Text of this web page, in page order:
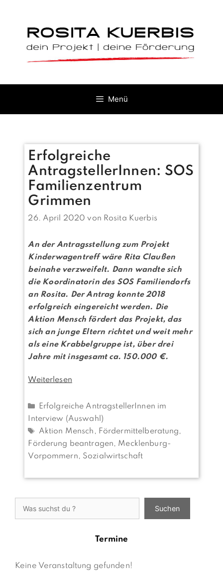
springen
Menü
Erfolgreiche
AntragstellerInnen: SOS
Familienzentrum
Grimmen
26. April 2020 von Rosita Kuerbis
An der Antragsstellung zum Projekt
Kinderwagentreff wäre Rita Claußen
beinahe verzweifelt. Dann wandte sich
die Koordinatorin des SOS Familiendorfs
an Rosita. Der Antrag konnte 2018
erfolgreich eingereicht werden. Die
Aktion Mensch fördert das Projekt, das
sich an junge Eltern richtet und weit mehr
als eine Krabbelgruppe ist, über drei
Jahre mit insgesamt ca. 150.000 €.
Weiterlesen
Kategorien
Erfolgreiche AntragstellerInnen im
Interview (Auswahl)
Schlagwörter
Aktion Mensch , Fördermittelberatung,
Förderung beantragen, Mecklenburg-
Vorpommern, Sozialwirtschaft
Suchen
Termine
Keine Veranstaltung gefunden!